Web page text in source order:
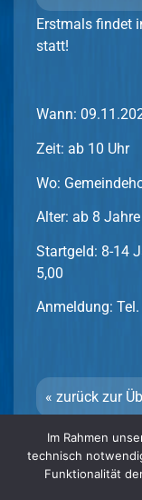
Erstmals findet
statt!
Wann:
Zeit: ab 10 Uhr
Wo:
Alter: ab 8 Jahre
Startgeld: 8-14
5,00
Anmeldung:
« zurück zur
Im Rahmen
technisch
Funktionalität
© 2026Schmidt®